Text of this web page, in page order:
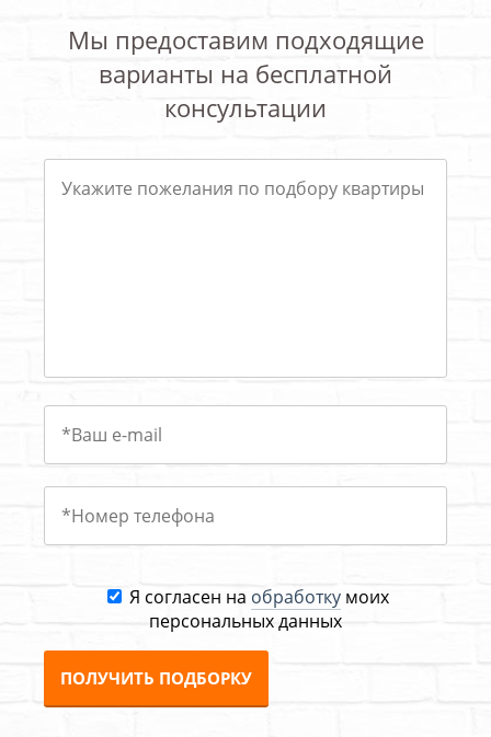
Мы предоставим подходящие
варианты на бесплатной
консультации
Я согласен на обработкумоих
персональных данных
ПОЛУЧИТЬ ПОДБОРКУ